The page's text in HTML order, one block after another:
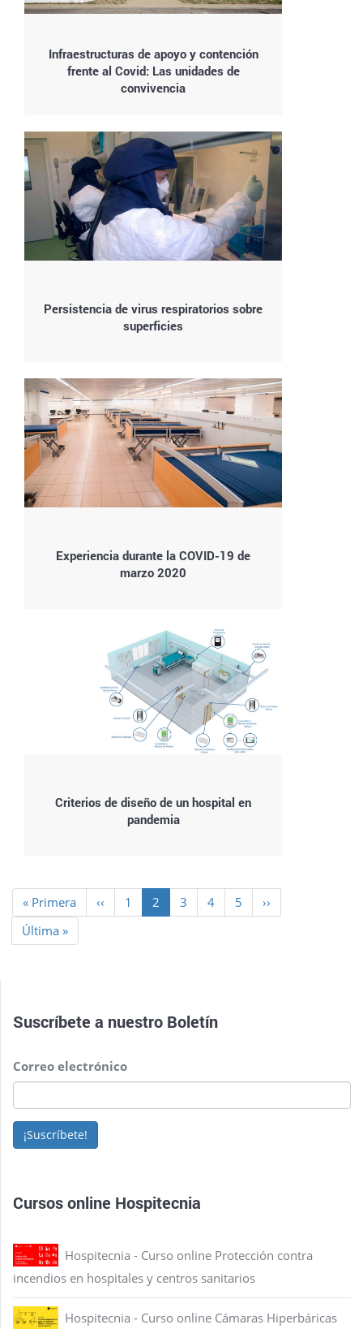
Infraestructuras de apoyo y contención
frente al Covid: Las unidades de
convivencia
Persistencia de virus respiratorios sobre
superficies
Experiencia durante la COVID-19 de
marzo 2020
Criterios de diseño de un hospital en
pandemia
Paginación
Primera
página
« Primera
Página
anterior
‹‹ Page
1
Página
actual
2 Page
3 Page
4 Page
5
Siguiente
página
››
Última
página
Última »
Suscríbete a nuestro Boletín
Correo electrónico
¡Suscríbete!
Cursos online Hospitecnia
Hospitecnia - Curso online Protección contra
incendios en hospitales y centros sanitarios
Hospitecnia - Curso online Cámaras Hiperbáricas